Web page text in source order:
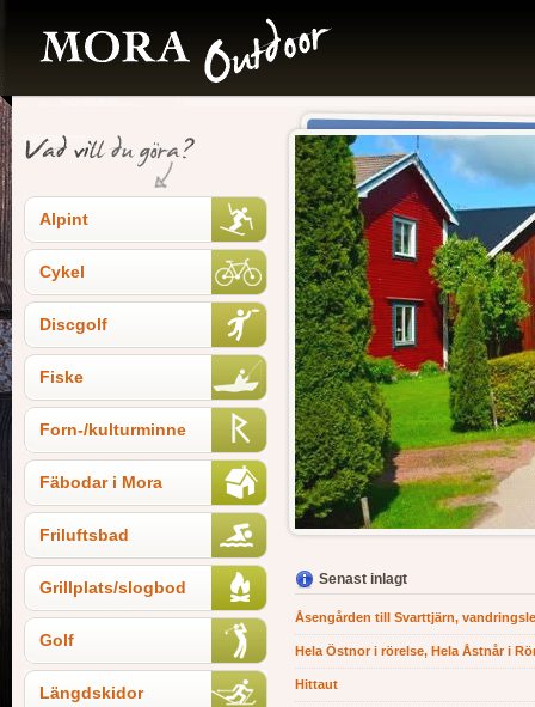
Alpint
Cykel
Discgolf
Fiske
Forn-/kulturminne
Fäbodar i Mora
Friluftsbad
Grillplats/slogbod
Golf
Längdskidor
Senast inlagt
Åsengården till Svarttjärn,
Hela Östnor i rörelse, Hela Åstnår i
Hittaut